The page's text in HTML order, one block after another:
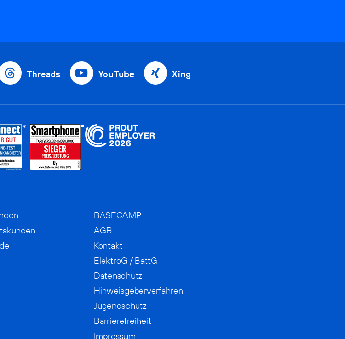
Threads YouTube Xing
BASECAMP
AGB
Kontakt
ElektroG / BattG
Datenschutz
Hinweisgeberverfahren
Jugendschutz
Barrierefreiheit
Impressum